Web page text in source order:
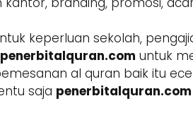
keperluan sekolah,
penerbitalquran.com untuk
al quran baik itu
saja penerbitalquran.com